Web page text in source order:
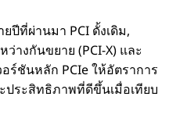
ปีที่ผ่านมา PCI ดั้งเดิม,
างกันขยาย (PCI-X) และ
อร์ชันหลัก PCIe ให้อัตราการ
ระสิทธิภาพที่ดีขึ้นเมื่อเทียบ